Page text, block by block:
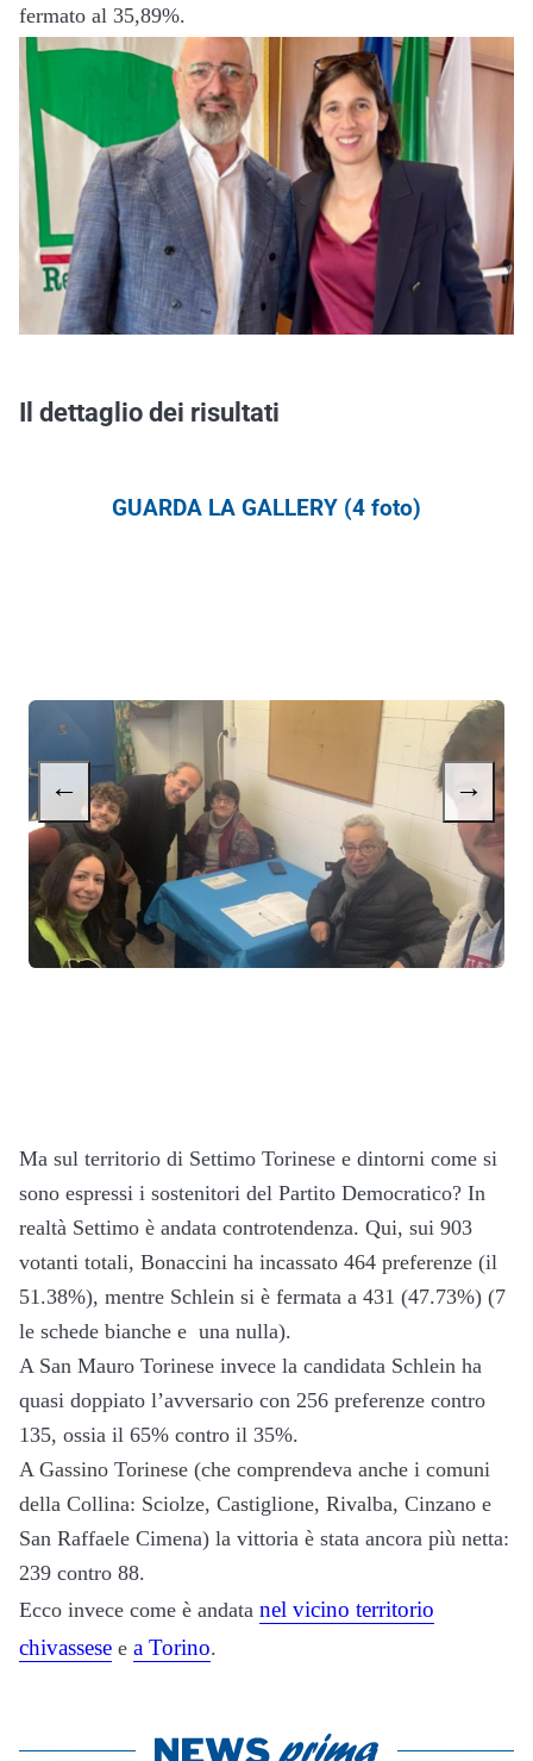
fermato al 35,89%.
Il dettaglio dei risultati
GUARDA LA GALLERY (4 foto)
← →
Ma sul territorio di Settimo Torinese e dintorni come si
sono espressi i sostenitori del Partito Democratico? In
realtà Settimo è andata controtendenza. Qui, sui 903
votanti totali, Bonaccini ha incassato 464 preferenze (il
51.38%), mentre Schlein si è fermata a 431 (47.73%) (7
le schede bianche e una nulla).
A San Mauro Torinese invece la candidata Schlein ha
quasi doppiato l’avversario con 256 preferenze contro
135, ossia il 65% contro il 35%.
A Gassino Torinese (che comprendeva anche i comuni
della Collina: Sciolze, Castiglione, Rivalba, Cinzano e
San Raffaele Cimena) la vittoria è stata ancora più netta:
239 contro 88.
Ecco invece come è andata nel vicino territorio
chivassese e a Torino.